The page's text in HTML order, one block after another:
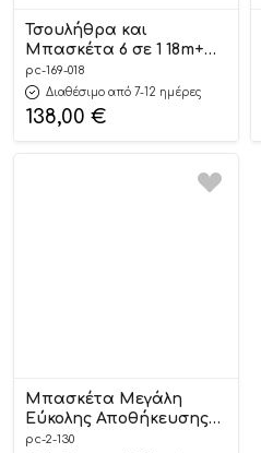
Τσουλήθρα και
Μπασκέτα 6 σε 1 18m+
169.018 – Grow’n Up
pc-169-018
Διαθέσιμο από 7-12 ημέρες
138,00 €
Μπασκέτα Μεγάλη
Εύκολης Αποθήκευσης
2.130 3+, Little Tikes
pc-2-130